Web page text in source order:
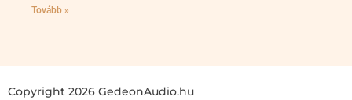
Tovább »
Copyright 2026 GedeonAudio.hu